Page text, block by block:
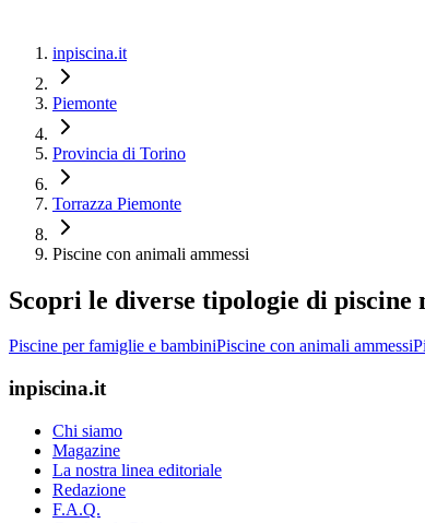
inpiscina.it
Piemonte
Provincia di Torino
Torrazza Piemonte
Piscine con animali ammessi
Scopri le diverse tipologie di piscine
Piscine per famiglie e bambiniPiscine con animali ammessi
inpiscina.it
Chi siamo
Magazine
La nostra linea editoriale
Redazione
F.A.Q.